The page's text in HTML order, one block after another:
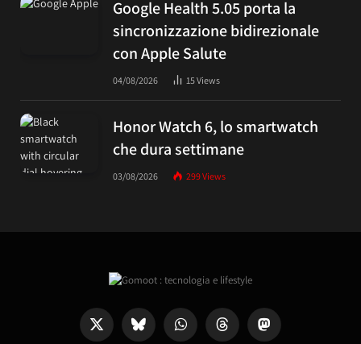
Google Health 5.05 porta la
sincronizzazione bidirezionale
con Apple Salute
04/08/2026 15Views
Honor Watch 6, lo smartwatch
che dura settimane
03/08/2026 299Views
X
Bluesky WhatsAppThreads Mastodon